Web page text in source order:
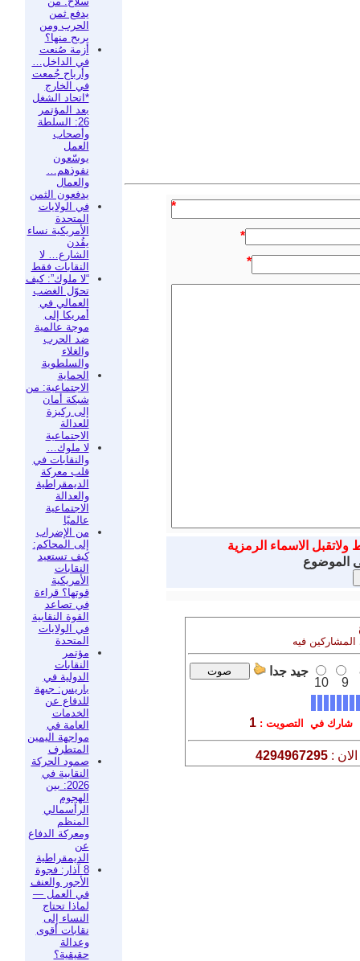
يدفع ثمن
الحرب ومن
يربح منها؟
أزمة صُنعت
في الداخل…
وأرباح جُمعت
في الخارج
*اتحاد الشغل
بعد المؤتمر
26: السلطة
وأصحاب
العمل
يوسّعون
نفوذهم…
والعمال
يدفعون الثمن
في الولايات
المتحدة
الأمريكية نساء
يقُدن
الشارع… لا
النقابات فقط
“لا ملوك”: كيف
تحوّل الغضب
العمالي في
أمريكا إلى
موجة عالمية
ضد الحرب
والغلاء
والسلطوية
الحماية
الاجتماعية: من
شبكة أمان
إلى ركيزة
للعدالة
الاجتماعية
لا ملوك…
والنقابات في
قلب معركة
الديمقراطية
والعدالة
الاجتماعية
عالميًا
من الإضراب
إلى المحاكم:
كيف تستعيد
النقابات
الأمريكية
قوتها؟ قراءة
في تصاعد
القوة النقابية
في الولايات
المتحدة
مؤتمر
النقابات
الدولية في
باريس: جبهة
للدفاع عن
الخدمات
العامة في
مواجهة اليمين
المتطرف
صمود الحركة
النقابية في
2026: بين
الهجوم
الرأسمالي
المنظم
ومعركة الدفاع
عن
الديمقراطية
8 آذار: فجوة
الأجور والعنف
في العمل —
لماذا تحتاج
النساء إلى
نقابات أقوى
وعدالة
حقيقية؟
*
*
*
ولاتقبل الاسماء الرمزية
الموضوع
المشاركين فيه
9
10
جيد جدا
شارك في التصويت : 1
:
4294967295